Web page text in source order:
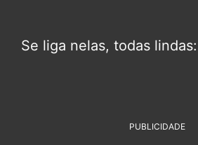
Se liga nelas, todas lindas:
PUBLICIDADE